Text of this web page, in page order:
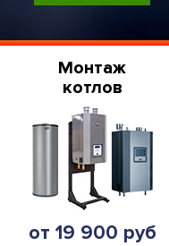
Монтаж
котлов
от 19 900 руб